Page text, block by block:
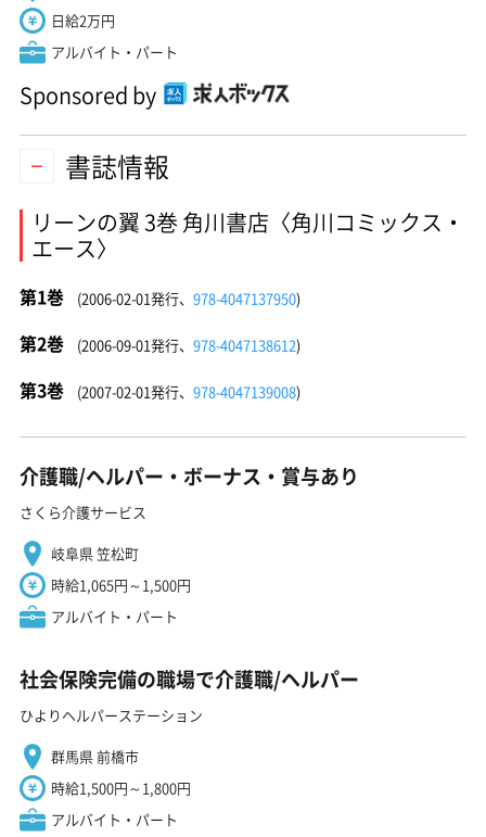
日給2万円
アルバイト・パート
Sponsored by
書誌情報
リーンの翼 3巻 角川書店〈角川コミックス・
エース〉
第1巻 (2006-02-01発行、 978-4047137950)
第2巻 (2006-09-01発行、 978-4047138612)
第3巻 (2007-02-01発行、 978-4047139008)
介護職/ヘルパー・ボーナス・賞与あり
さくら介護サービス
岐阜県 笠松町
時給1,065円～1,500円
アルバイト・パート
社会保険完備の職場で介護職/ヘルパー
ひよりヘルパーステーション
群馬県 前橋市
時給1,500円～1,800円
アルバイト・パート